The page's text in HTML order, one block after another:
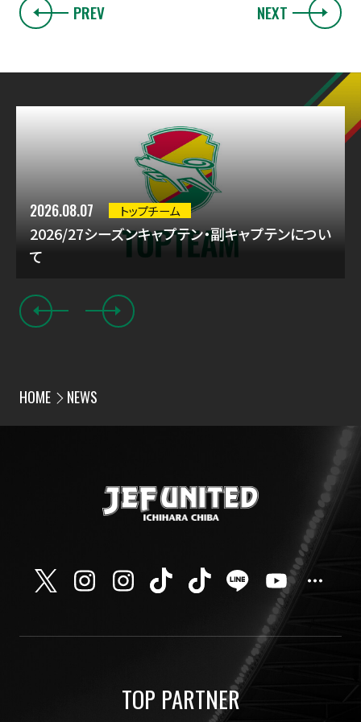
PREV NEXT
2026.08.07 トップチーム
2026/27シーズンキャプテン・副キャプテンについ
て
HOME NEWS
TOP PARTNER